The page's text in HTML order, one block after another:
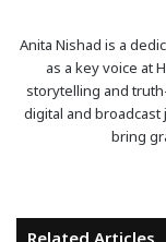
Anita Nishad is a
as a key voice at
storytelling and
digital and
bring